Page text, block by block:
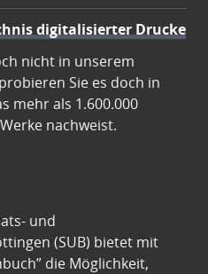
digitalisierter Drucke
nicht in unserem
Sie es doch in
mehr als 1.600.000
nachweist.
und
(SUB) bietet mit
die Möglichkeit,